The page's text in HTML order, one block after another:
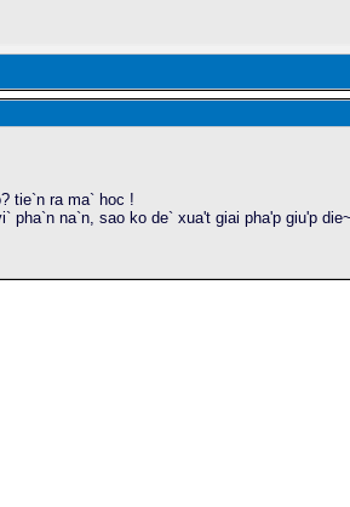
tie`n ra ma` hoc !
pha`n na`n, sao ko de` xua't giai pha'p giu'p